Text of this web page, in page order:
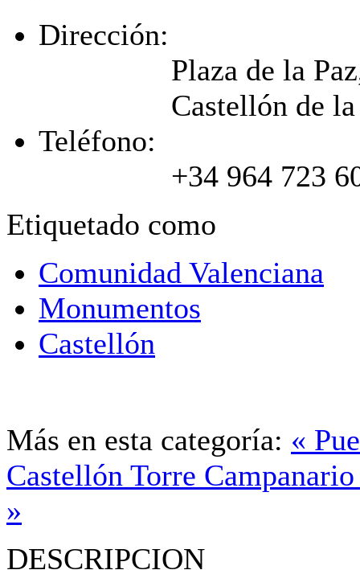
Dirección:
Plaza de la
Castellón de
Teléfono:
+34 964 723
Etiquetado como
Comunidad Valenciana
Monumentos
Castellón
Más en esta categoría: «
Castellón Torre
»
DESCRIPCION